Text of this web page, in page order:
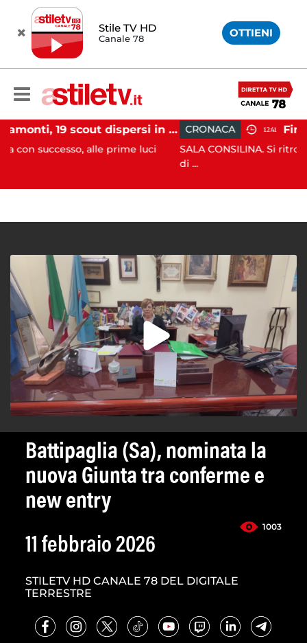
Stile TV HD
Canale 78 OTTIENI
Tramonti, 19 scout dispersi in montagna salvati dai vigili del fuoco
alle prime luci
CRONACA 12:41
SALA CONSILINA. Si ritrovano
Battipaglia (Sa), nominata la
nuova Giunta tra conferme e
new entry
1003
11 febbraio 2026
STILETV HD CANALE 78 DEL DIGITALE
TERRESTRE